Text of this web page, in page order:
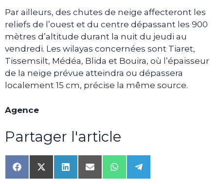
Par ailleurs, des chutes de neige affecteront les
reliefs de l’ouest et du centre dépassant les 900
mètres d’altitude durant la nuit du jeudi au
vendredi. Les wilayas concernées sont Tiaret,
Tissemsilt, Médéa, Blida et Bouira, où l’épaisseur
de la neige prévue atteindra ou dépassera
localement 15 cm, précise la même source.
Agence
Partager l'article
Share
on
Share
on
Share
on
Share
on
Share
on
Share
on